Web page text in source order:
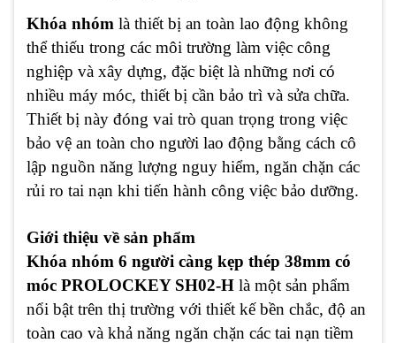
Khóa nhóm là thiết bị an toàn lao động không
thể thiếu trong các môi trường làm việc công
nghiệp và xây dựng, đặc biệt là những nơi có
nhiều máy móc, thiết bị cần bảo trì và sửa chữa.
Thiết bị này đóng vai trò quan trọng trong việc
bảo vệ an toàn cho người lao động bằng cách cô
lập nguồn năng lượng nguy hiểm, ngăn chặn các
rủi ro tai nạn khi tiến hành công việc bảo dưỡng.
Giới thiệu về sản phẩm
Khóa nhóm 6 người càng kẹp thép 38mm có
móc PROLOCKEY SH02-H là một sản phẩm
nổi bật trên thị trường với thiết kế bền chắc, độ an
toàn cao và khả năng ngăn chặn các tai nạn tiềm